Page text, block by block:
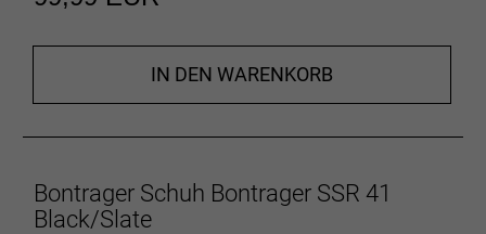
IN DEN WARENKORB
Bontrager Schuh Bontrager SSR 41
Black/Slate